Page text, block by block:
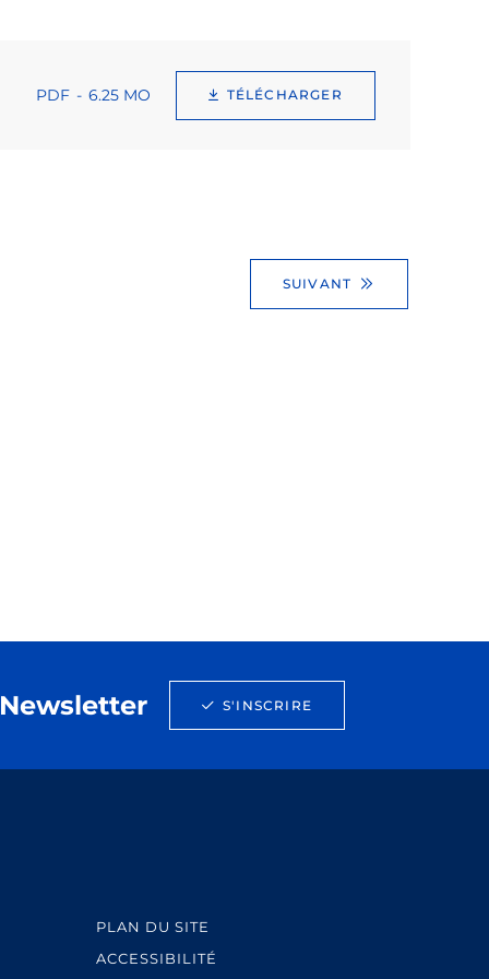
PDF 6.25 MO TÉLÉCHARGER
SUIVANT
Newsletter S'INSCRIRE
PLAN DU SITE
ACCESSIBILITÉ